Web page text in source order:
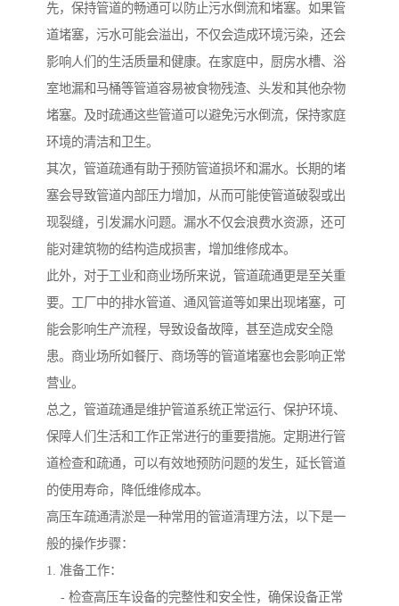
先，保持管道的畅通可以防止污水倒流和堵塞。如果管
道堵塞，污水可能会溢出，不仅会造成环境污染，还会
影响人们的生活质量和健康。在家庭中，厨房水槽、浴
室地漏和马桶等管道容易被食物残渣、头发和其他杂物
堵塞。及时疏通这些管道可以避免污水倒流，保持家庭
环境的清洁和卫生。
其次，管道疏通有助于预防管道损坏和漏水。长期的堵
塞会导致管道内部压力增加，从而可能使管道破裂或出
现裂缝，引发漏水问题。漏水不仅会浪费水资源，还可
能对建筑物的结构造成损害，增加维修成本。
此外，对于工业和商业场所来说，管道疏通更是至关重
要。工厂中的排水管道、通风管道等如果出现堵塞，可
能会影响生产流程，导致设备故障，甚至造成安全隐
患。商业场所如餐厅、商场等的管道堵塞也会影响正常
营业。
总之，管道疏通是维护管道系统正常运行、保护环境、
保障人们生活和工作正常进行的重要措施。定期进行管
道检查和疏通，可以有效地预防问题的发生，延长管道
的使用寿命，降低维修成本。
高压车疏通清淤是一种常用的管道清理方法，以下是一
般的操作步骤：
1. 准备工作：
- 检查高压车设备的完整性和安全性，确保设备正常